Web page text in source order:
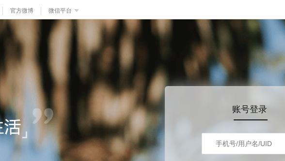
官方微博 微信平台
账号登录